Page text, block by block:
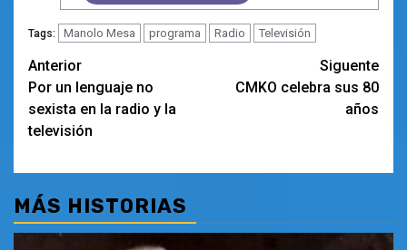
Tags: Manolo Mesa programa Radio Televisión
Navegación
de
entradas
Anterior
Por un lenguaje no
sexista en la radio y la
televisión
Siguente
CMKO celebra sus 80
años
MÁS HISTORIAS